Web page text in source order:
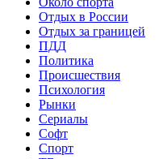
Отдых в России
Отдых за границей
ПДД
Политика
Происшествия
Психология
Рынки
Сериалы
Софт
Спорт